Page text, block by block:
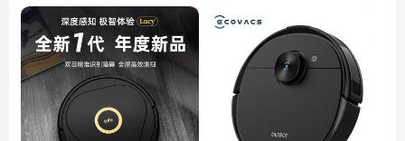
扫地机器人供应